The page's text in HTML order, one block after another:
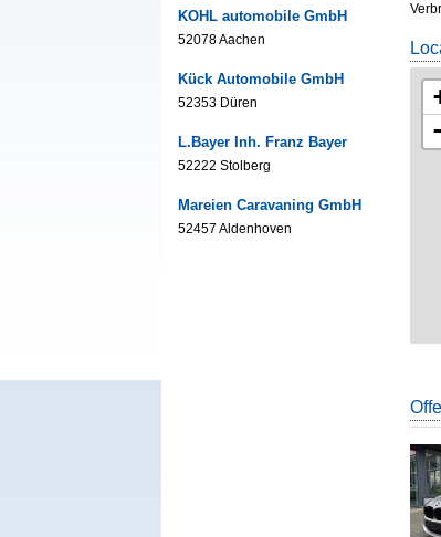
KOHL automobile GmbH
52078 Aachen
Kück Automobile GmbH
52353 Düren
L.Bayer Inh. Franz Bayer
52222 Stolberg
Mareien Caravaning GmbH
52457 Aldenhoven